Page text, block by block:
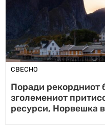
СВЕСНО
Поради рекордниот
зголемениот
ресурси, Норвешка